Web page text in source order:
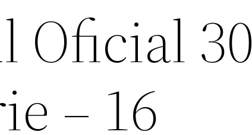
Oficial 30
– 16